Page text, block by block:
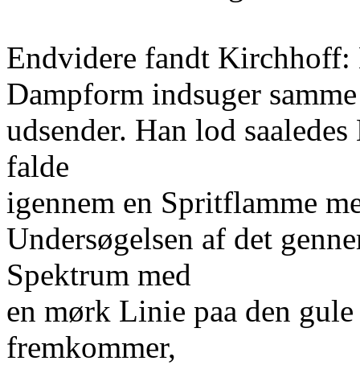
Endvidere fandt
Dampform indsuger
udsender. Han lod
falde
igennem en Spritflamme
Undersøgelsen af det
Spektrum med
en mørk Linie paa den
fremkommer,